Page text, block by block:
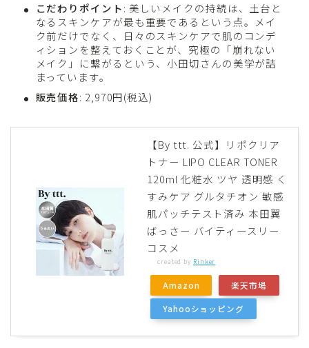
こだわりポイント: 美しいメイクの持続は、土台と
なるスキンケアが最も重要であるという点。メイ
ク前だけでなく、日々のスキンケアで肌のコンデ
ィションを整えておくことが、究極の「崩れない
メイク」に繋がるという、小田切さんの美学が詰
まっています。
販売価格: 2,970円(税込)
【By ttt. 公式】リポクリア
トナー LIPO CLEAR TONER
120ml 化粧水 ツヤ 透明感 く
すみケア グルタチオン 敏感
肌パッチテスト済み 本田翼
ばっさー バイティースリー
コスメ
created by Rinker
Amazon 楽天市場
Yahooショッピング